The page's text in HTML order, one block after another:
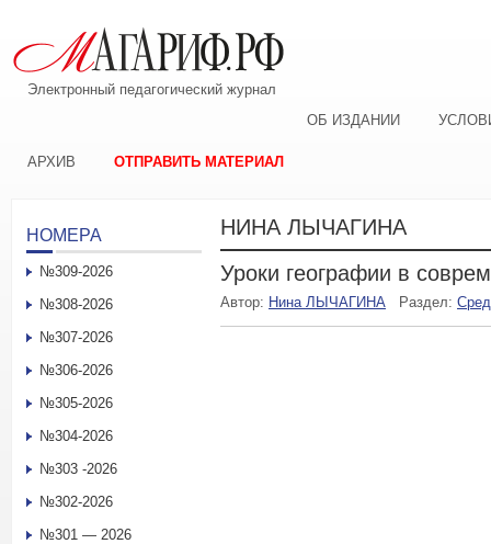
Электронный педагогический журнал
ОБ ИЗДАНИИ
АРХИВ ОТПРАВИТЬ МАТЕРИАЛ
НИНА ЛЫЧАГИНА
Уроки географии в
Автор: Нина ЛЫЧАГИНА Раздел:
НОМЕРА
№309-2026
№308-2026
№307-2026
№306-2026
№305-2026
№304-2026
№303 -2026
№302-2026
№301 — 2026